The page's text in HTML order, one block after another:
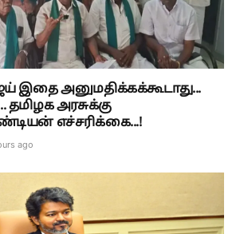
இதை அனுமதிக்கக்கூடாது...
தமிழக அரசுக்கு
எச்சரிக்கை...!
ago